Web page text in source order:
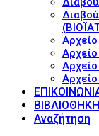
ΒΙΒΛΙΟΘΗΚΗ
Αναζήτηση